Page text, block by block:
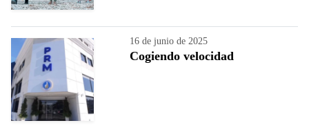
16 de junio de 2025
Cogiendo velocidad